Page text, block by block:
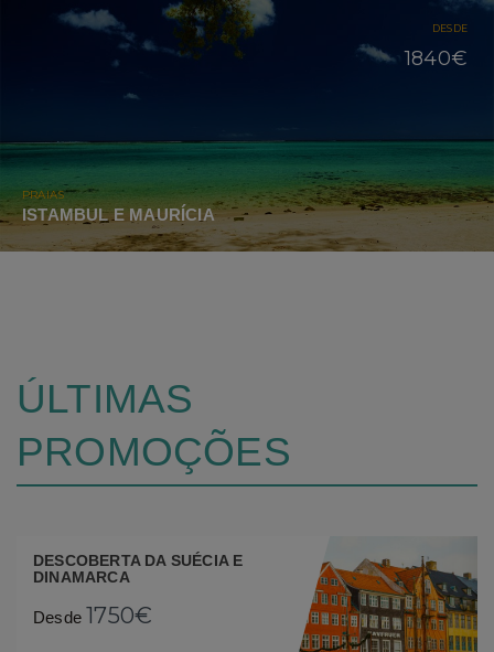
DESDE
1840€
PRAIAS
ISTAMBUL E MAURÍCIA
ÚLTIMAS
PROMOÇÕES
DESCOBERTA DA SUÉCIA E
DINAMARCA
Desde 1750€